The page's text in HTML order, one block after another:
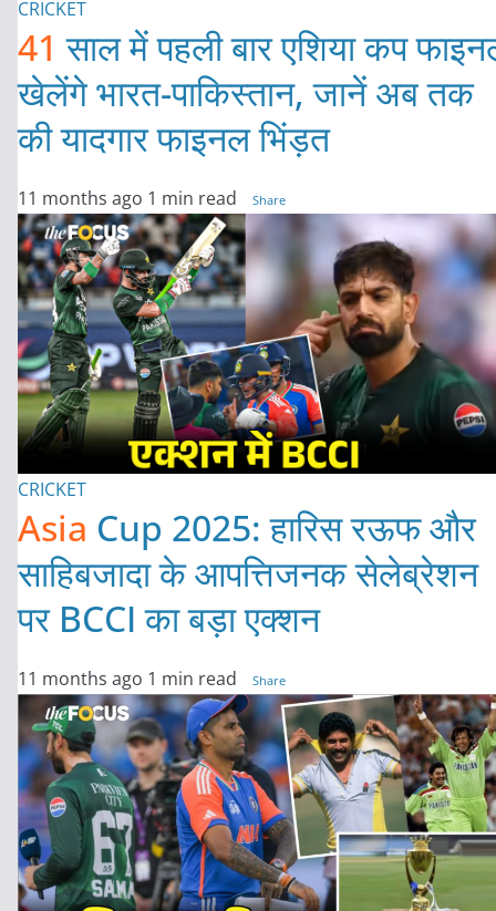
CRICKET
41 साल में पहली बार एशिया कप
खेलेंगे भारत-पाकिस्तान, जानें अब तक
की यादगार फाइनल भिंड़त
11 months ago 1 min read Share
CRICKET
Asia Cup 2025: हारिस रऊफ और
साहिबजादा के आपत्तिजनक सेलेब्रेशन
पर BCCI का बड़ा एक्शन
11 months ago 1 min read Share